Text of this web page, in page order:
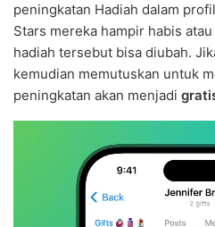
peningkatan Hadiah dalam
Stars mereka hampir habis
hadiah tersebut bisa diubah.
kemudian memutuskan untuk
peningkatan akan menjadi